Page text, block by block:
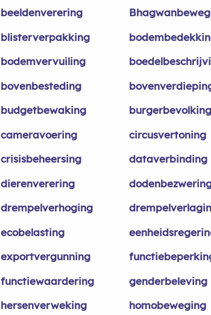
beeldenverering
blisterverpakking
bodemvervuiling
bovenbesteding
budgetbewaking
burgerbevolking
cameravoering
circusvertoning
crisisbeheersing
dataverbinding
dierenverering
drempelverhoging
ecobelasting
exportvergunning
functiewaardering
genderbeleving
hersenverweking
homobeweging